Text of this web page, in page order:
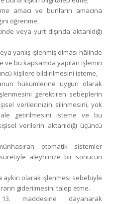
amacı ve bunların amacına
öğrenme,
veya yurt dışında aktarıldığı
yanlış işlenmiş olması hâlinde
ve bu kapsamda yapılan işlemin
kişilere bildirilmesini isteme,
hükümlerine uygun olarak
gerektiren sebeplerin
verilerinizin silinmesini, yok
getirilmesini isteme ve bu
verilerin aktarıldığı üçüncü
otomatik sistemler
aleyhinize bir sonucun
olarak işlenmesi sebebiyle
giderilmesini talep etme.
maddesine dayanarak